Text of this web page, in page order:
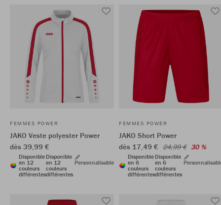
FEMMES POWER
JAKO Veste polyester Power
dès 39,99 €
Disponible
en 12
couleurs
différentes
Disponible
en 12
couleurs
différentes
Personnalisable
FEMMES POWER
JAKO Short Power
dès 17,49 € 24,99 € 30 %
Disponible
en 6
couleurs
différentes
Disponible
en 6
couleurs
différentes